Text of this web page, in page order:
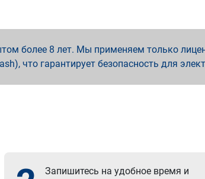
более 8 лет. Мы применяем только
что гарантирует безопасность для
Запишитесь на удобное время и